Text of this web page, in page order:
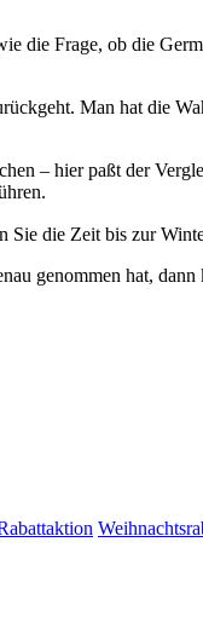
die Frage, ob die
Man hat die
– hier paßt der
Sie die Zeit bis zur
genommen hat,